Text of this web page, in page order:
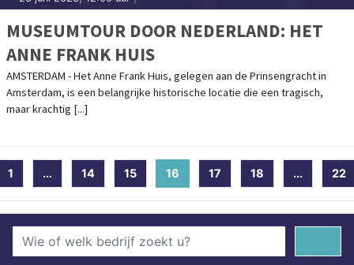
MUSEUMTOUR DOOR NEDERLAND: HET
ANNE FRANK HUIS
AMSTERDAM - Het Anne Frank Huis, gelegen aan de Prinsengracht in
Amsterdam, is een belangrijke historische locatie die een tragisch,
maar krachtig [...]
1 ... 14 15 16 (current)
17 18 ... 22